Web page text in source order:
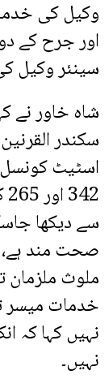
وکیل کی
اور جرح کے
سینئر وکیل
شاہ خاور نے
سکندر
اسٹیٹ
سے دیکھا
صحت مند
ملوث ملزمان
خدمات میسر
نہیں کہا کہ
نہیں۔